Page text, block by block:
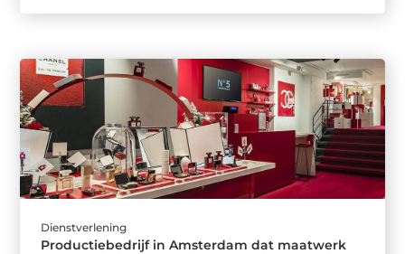
Dienstverlening
Productiebedrijf in Amsterdam dat maatwerk